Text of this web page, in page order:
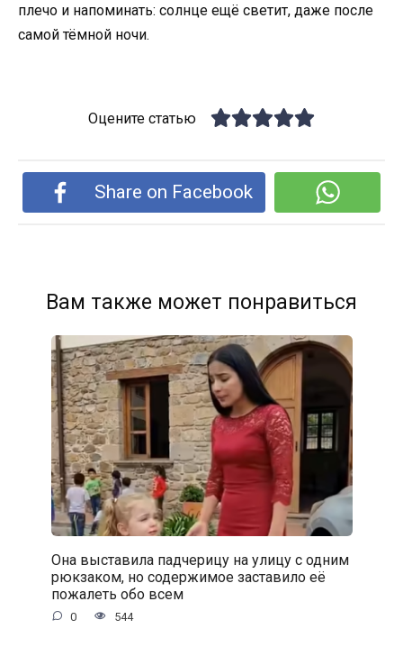
плечо и напоминать: солнце ещё светит, даже после
самой тёмной ночи.
Оцените статью
Share on Facebook
Вам также может понравиться
Она выставила падчерицу на улицу с одним
рюкзаком, но содержимое заставило её
пожалеть обо всем
0 544